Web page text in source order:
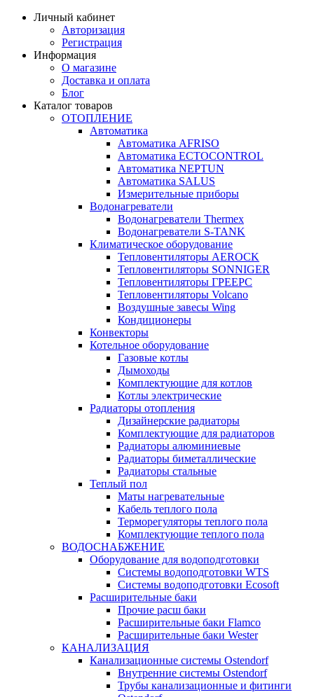
Личный кабинет
Авторизация
Регистрация
Информация
О магазине
Доставка и оплата
Блог
Каталог товаров
ОТОПЛЕНИЕ
Автоматика
Автоматика AFRISO
Автоматика ECTOCONTROL
Автоматика NEPTUN
Автоматика SALUS
Измерительные приборы
Водонагреватели
Водонагреватели Thermex
Водонагреватели S-TANK
Климатическое оборудование
Тепловентиляторы AEROCK
Тепловентиляторы SONNIGER
Тепловентиляторы ГРЕЕРС
Тепловентиляторы Volcano
Воздушные завесы Wing
Кондиционеры
Конвекторы
Котельное оборудование
Газовые котлы
Дымоходы
Комплектующие для котлов
Котлы электрические
Радиаторы отопления
Дизайнерские радиаторы
Комплектующие для радиаторов
Радиаторы алюминиевые
Радиаторы биметаллические
Радиаторы стальные
Теплый пол
Маты нагревательные
Кабель теплого пола
Терморегуляторы теплого пола
Комплектующие теплого пола
ВОДОСНАБЖЕНИЕ
Оборудование для водоподготовки
Системы водоподготовки WTS
Системы водоподготовки Ecosoft
Расширительные баки
Прочие расш баки
Расширительные баки Flamco
Расширительные баки Wester
КАНАЛИЗАЦИЯ
Канализационные системы Ostendorf
Внутренние системы Ostendorf
Трубы канализационные и фитинги